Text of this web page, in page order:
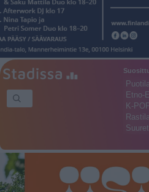
Etno-
K-